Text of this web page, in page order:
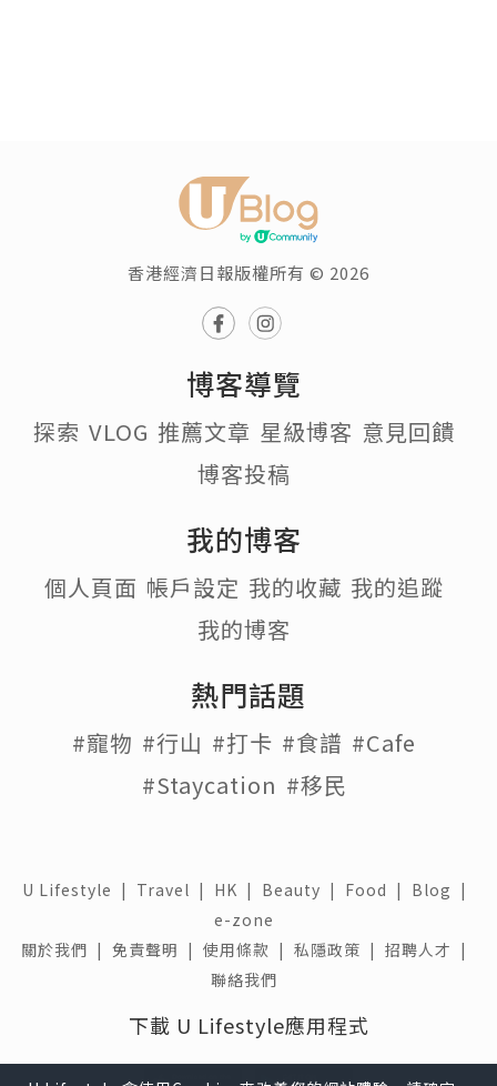
香港經濟日報版權所有 © 2026
博客導覽
探索 VLOG 推薦文章 星級博客 意見回饋
博客投稿
我的博客
個人頁面 帳戶設定 我的收藏 我的追蹤
我的博客
熱門話題
#寵物 #行山 #打卡 #食譜 #Cafe
#Staycation #移民
U Lifestyle | Travel | HK | Beauty | Food | Blog |
e-zone
關於我們 | 免責聲明 | 使用條款 | 私隱政策 | 招聘人才 |
聯絡我們
下載 U Lifestyle應用程式